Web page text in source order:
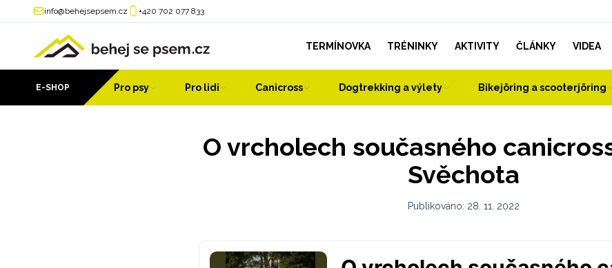
info@behejsepsem.cz +420 702 077 833
TERMÍNOVKA TRÉNINKY AKTIVITY ČLÁNKY VIDEA
E-SHOP Pro psy Pro lidi Canicross Dogtrekking a výlety Bikejöring a scooterjöring
O vrcholech současného
Svěchota
Publikováno: 28. 11. 2022